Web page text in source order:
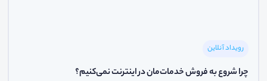
رویداد آنلاین
چرا شروع به فروش خدمات‌مان در اینترنت نمی‌کنیم؟